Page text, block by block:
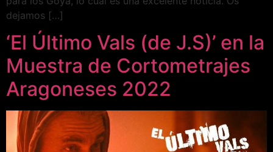
dejamos […]
‘El Último Vals (de J.S)’ en la
Muestra de Cortometrajes
Aragoneses 2022